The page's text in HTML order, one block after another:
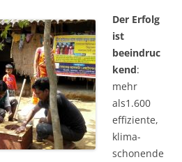
Der Erfolg
ist
beeindruc
kend:
mehr
als1.600
effi­ziente,
klima-
schonende